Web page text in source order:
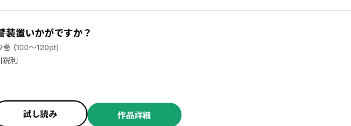
装置いかがですか？
巻 (100～120pt)
鋭利
試し読み 作品詳細